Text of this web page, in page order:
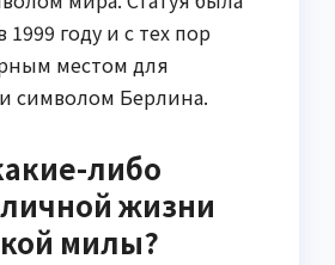
1999 году и с тех пор
местом для
символом Берлина.
либо
жизни
милы?